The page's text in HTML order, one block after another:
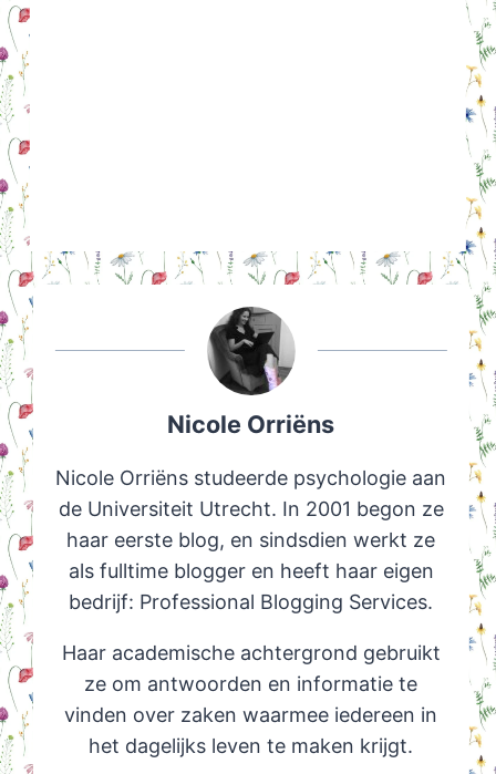
Nicole Orriëns
Nicole Orriëns studeerde psychologie aan
de Universiteit Utrecht. In 2001 begon ze
haar eerste blog, en sindsdien werkt ze
als fulltime blogger en heeft haar eigen
bedrijf: Professional Blogging Services.
Haar academische achtergrond gebruikt
ze om antwoorden en informatie te
vinden over zaken waarmee iedereen in
het dagelijks leven te maken krijgt.